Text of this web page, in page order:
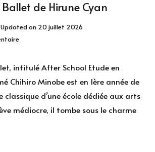
de Hirune Cyan
Updated on 20 juillet 2026
sur
Ballet
Hirune
Cyan
intitulé After School Etude en
Chihiro Minobe est en 1ère année de
classique d’une école dédiée aux arts
médiocre, il tombe sous le charme